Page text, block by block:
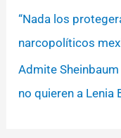
“Nada los
narcopolíticos
Admite
no quieren a Lenia